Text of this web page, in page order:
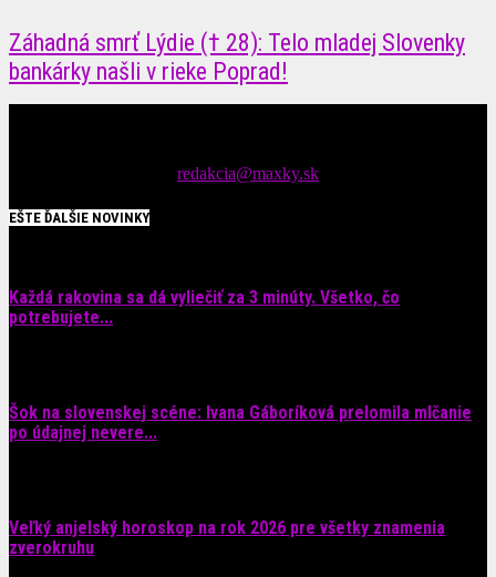
Záhadná smrť Lýdie († 28): Telo mladej Slovenky
bankárky našli v rieke Poprad!
redakcia@maxky.sk
EŠTE ĎALŠIE NOVINKY
Každá rakovina sa dá vyliečiť za 3 minúty. Všetko, čo
potrebujete...
Šok na slovenskej scéne: Ivana Gáboríková prelomila mlčanie
po údajnej nevere...
Veľký anjelský horoskop na rok 2026 pre všetky znamenia
zverokruhu